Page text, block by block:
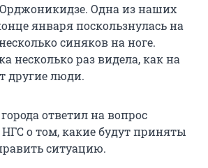
Одна из наших
января поскользнулась на
синяков на ноге.
несколько раз видела, как на
другие люди.
ответил на вопрос
о том, какие будут приняты
ситуацию.